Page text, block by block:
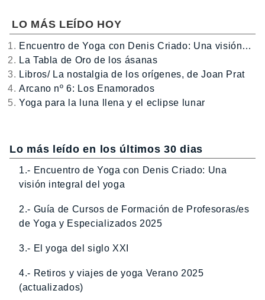
LO MÁS LEÍDO HOY
Encuentro de Yoga con Denis Criado: Una visión…
La Tabla de Oro de los ásanas
Libros/ La nostalgia de los orígenes, de Joan Prat
Arcano nº 6: Los Enamorados
Yoga para la luna llena y el eclipse lunar
Lo más leído en los últimos 30 dias
1.- Encuentro de Yoga con Denis Criado: Una
visión integral del yoga
2.- Guía de Cursos de Formación de Profesoras/es
de Yoga y Especializados 2025
3.- El yoga del siglo XXI
4.- Retiros y viajes de yoga Verano 2025
(actualizados)